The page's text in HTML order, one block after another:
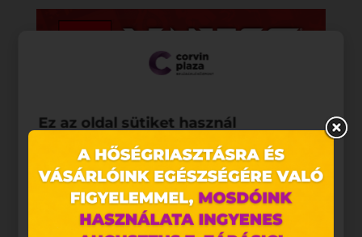
Ez az oldal sütiket használ
Weboldalunkon „cookie"-kat (továbbiakban „süti")
alkalmazunk. Ezek olyan fájlok, melyek információt
tárolnak webes böngészőjében. Ehhez az Ön
hozzájárulása szükséges.